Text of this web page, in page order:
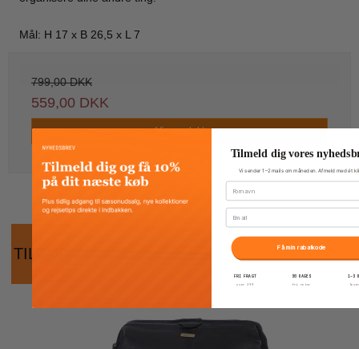
Mål: H 17 x B 26,5 x L 7
799,00 DKK
559,00 DKK
Vis produkt
TILBUD
Tilmeld dig vores
Vi sender 1–2 mails om måneden. Afmeld med ét
Fornavn
Email
Få min rabatkode
FRI FRAGT
over 399
30 DAGES
fri retur
1–3